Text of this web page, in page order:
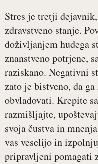
Stres je tretji
zdravstveno stanje.
doživljanjem hudega
znanstveno potrjene,
raziskano. Negativni
zato je bistveno, da
obvladovati. Krepite
razmišljajte,
svoja čustva in
vas veselijo in
pripravljeni pomagati